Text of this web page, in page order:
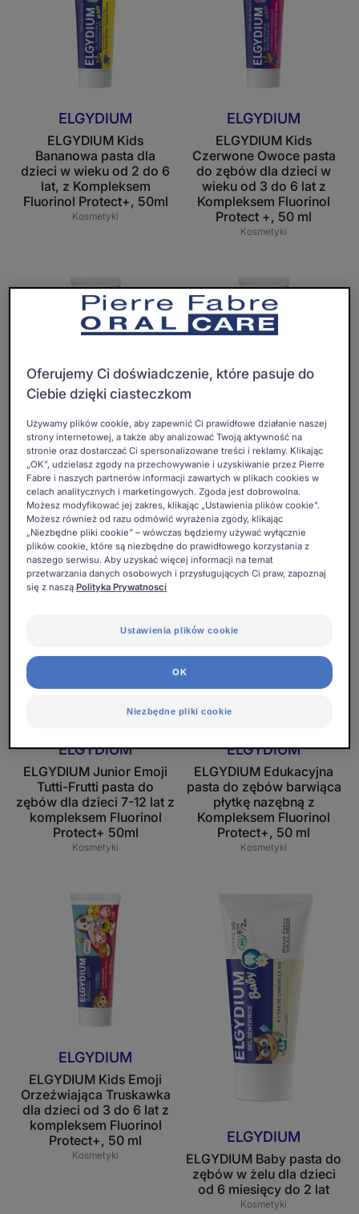
pasta
dla
dzieci
w
wieku
2
do
6
lat,
z
Kompleksem
50ml
ELGYDIUM
ELGYDIUM Kids
Bananowa pasta dla
dzieci w wieku od 2 do 6
lat, z Kompleksem
Fluorinol Protect+, 50ml
Kosmetyki
Owoce
pasta
do
zębów
dla
w
wieku
od
3
do
6
lat
Kompleksem
Fluorinol
Protect
+,
ml
ELGYDIUM
ELGYDIUM Kids
Czerwone Owoce pasta
do zębów dla dzieci w
wieku od 3 do 6 lat z
Kompleksem Fluorinol
Protect +, 50 ml
Kosmetyki
Junior
Łagodna
Mięta
do
zębów
dzieci
7-
12
lat
z
kompleksem
Fluorinol
Protect+,
50ml
ELGYDIUM
ELGYDIUM Junior
Łagodna Mięta pasta do
zębów dla dzieci 7-12 lat z
kompleksem Fluorinol
Protect+, 50ml
Kosmetyki
Junior
Bubble
pasta
zębów
7-
12
lat
z
Kompleksem
Fluorinol
Protect+,
50
ml
ELGYDIUM
ELGYDIUM Junior Bubble
pasta do zębów dla dzieci
7-12 lat z Kompleksem
Fluorinol Protect+, 50 ml
Kosmetyki
ELGYDIUM
Frutti
zębów
dzieci
7-
12
lat
z
kompleksem
50ml
ELGYDIUM
ELGYDIUM Junior Emoji
Tutti-Frutti pasta do
zębów dla dzieci 7-12 lat z
kompleksem Fluorinol
Protect+ 50ml
Kosmetyki
ELGYDIUM
zębów
Kompleksem
Fluorinol
Protect+,
50
ml
ELGYDIUM
ELGYDIUM Edukacyjna
pasta do zębów barwiąca
płytkę nazębną z
Kompleksem Fluorinol
Protect+, 50 ml
Kosmetyki
Kids
Emoji
Orzeźwiająca
Truskawka
dla
dzieci
od
do
6
lat
z
kompleksem
Fluorinol
ELGYDIUM
ELGYDIUM Kids Emoji
Orzeźwiająca Truskawka
dla dzieci od 3 do 6 lat z
kompleksem Fluorinol
Protect+, 50 ml
Kosmetyki
pasta
zębów
żelu
dla
dzieci
od
miesięcy
2
lat
ELGYDIUM
ELGYDIUM Baby pasta do
zębów w żelu dla dzieci
od 6 miesięcy do 2 lat
Kosmetyki
Oferujemy Ci doświadczenie, które pasuje do
Ciebie dzięki ciasteczkom
Używamy plików cookie, aby zapewnić Ci prawidłowe działanie naszej
strony internetowej, a także aby analizować Twoją aktywność na
stronie oraz dostarczać Ci spersonalizowane treści i reklamy. Klikając
„OK”, udzielasz zgody na przechowywanie i uzyskiwanie przez Pierre
Fabre i naszych partnerów informacji zawartych w plikach cookies w
celach analitycznych i marketingowych. Zgoda jest dobrowolna.
Możesz modyfikować jej zakres, klikając „Ustawienia plików cookie”.
Możesz również od razu odmówić wyrażenia zgody, klikając
„Niezbędne pliki cookie” – wówczas będziemy używać wyłącznie
plików cookie, które są niezbędne do prawidłowego korzystania z
naszego serwisu. Aby uzyskać więcej informacji na temat
przetwarzania danych osobowych i przysługujących Ci praw, zapoznaj
się z nasząPolityka Prywatnosci
Ustawienia plików cookie
Niezbędne pliki cookie
OK